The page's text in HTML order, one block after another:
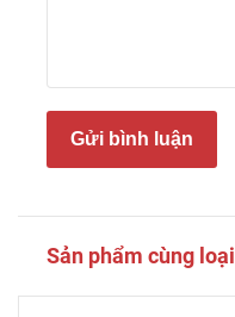
Gửi bình luận
Sản phẩm cùng loại